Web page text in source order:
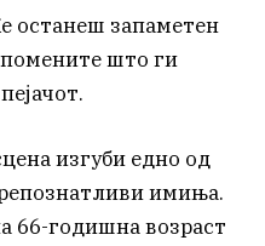
останеш запаметен
што ги
изгуби едно од
имиња.
66-годишна возраст